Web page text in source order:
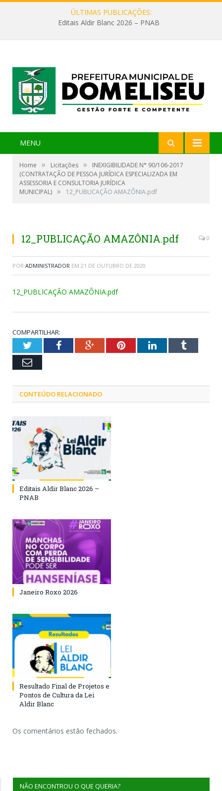
ÚLTIMAS PUBLICAÇÕES:
Editais Aldir Blanc 2026 – PNAB
MENU
Home » Licitações »
INEXIGIBILIDADE N° 90/106-2017
(CONTRATAÇÃO DE PESSOA JURÍDICA ESPECIALIZADA EM
ASSESSORIA E CONSULTORIA JURÍDICA
MUNICIPAL) » 12_PUBLICAÇÃO AMAZÔNIA.pdf
12_PUBLICAÇÃO AMAZÔNIA.pdf 0
POR ADMINISTRADOR EM 21 DE OUTUBRO DE 2020
12_PUBLICAÇÃO AMAZÔNIA.pdf
COMPARTILHAR:
TwitterFacebookGoogle+PinterestLinkedInTumblr
Email
CONTEÚDO RELACIONADO
Editais Aldir Blanc 2026 –
PNAB
Janeiro Roxo 2026
Resultado Final de Projetos e
Pontos de Cultura da Lei
Aldir Blanc
Os comentários estão fechados.
NÃO ENCONTROU O QUE QUERIA?